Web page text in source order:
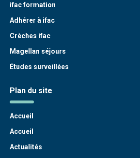
ifac formation
Adhérer à ifac
Crèches ifac
Magellan séjours
Études surveillées
Plan du site
Accueil
Accueil
Actualités